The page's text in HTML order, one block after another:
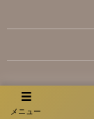
メニュー